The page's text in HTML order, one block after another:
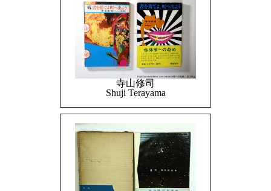
寺山修司
Shuji Terayama